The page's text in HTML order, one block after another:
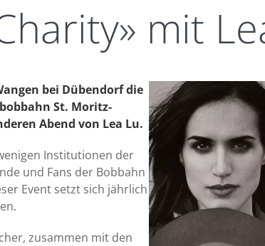
mit
bei Dübendorf die
St. Moritz-
Abend von Lea Lu.
Institutionen der
und Fans der Bobbahn
Event setzt sich jährlich
zusammen mit den